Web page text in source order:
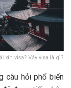
xin visa? Vậy visa là gì?
câu hỏi phổ biến